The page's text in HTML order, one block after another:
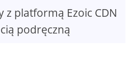
z platformą Ezoic CDN
podręczną